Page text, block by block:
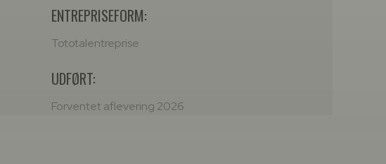
ENTREPRISEFORM:
Tototalentreprise
UDFØRT:
Forventet aflevering 2026